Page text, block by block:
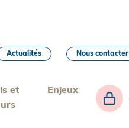
et
Enjeux
Actualités Nous contacter